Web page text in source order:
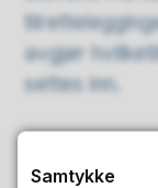
avgjør
settes inn.
Samtykke